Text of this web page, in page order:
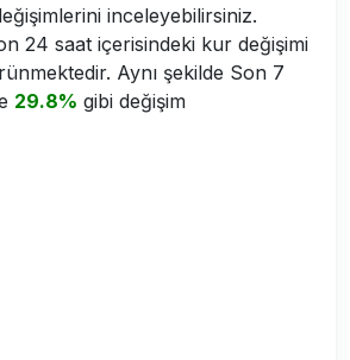
inceleyebilirsiniz.
24 saat içerisindeki kur değişimi
Aynı şekilde Son 7
29.8% gibi değişim